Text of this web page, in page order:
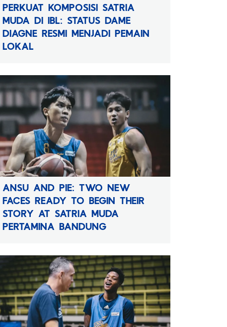
PERKUAT KOMPOSISI SATRIA
MUDA DI IBL: STATUS DAME
DIAGNE RESMI MENJADI PEMAIN
LOKAL
ANSU AND PIE: TWO NEW
FACES READY TO BEGIN THEIR
STORY AT SATRIA MUDA
PERTAMINA BANDUNG